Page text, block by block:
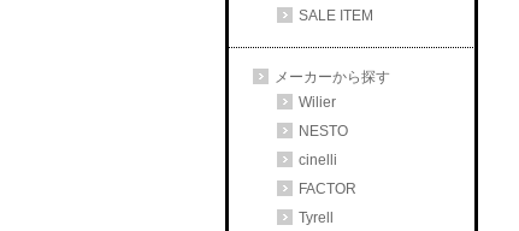
SALE ITEM
メーカーから探す
Wilier
NESTO
cinelli
FACTOR
Tyrell